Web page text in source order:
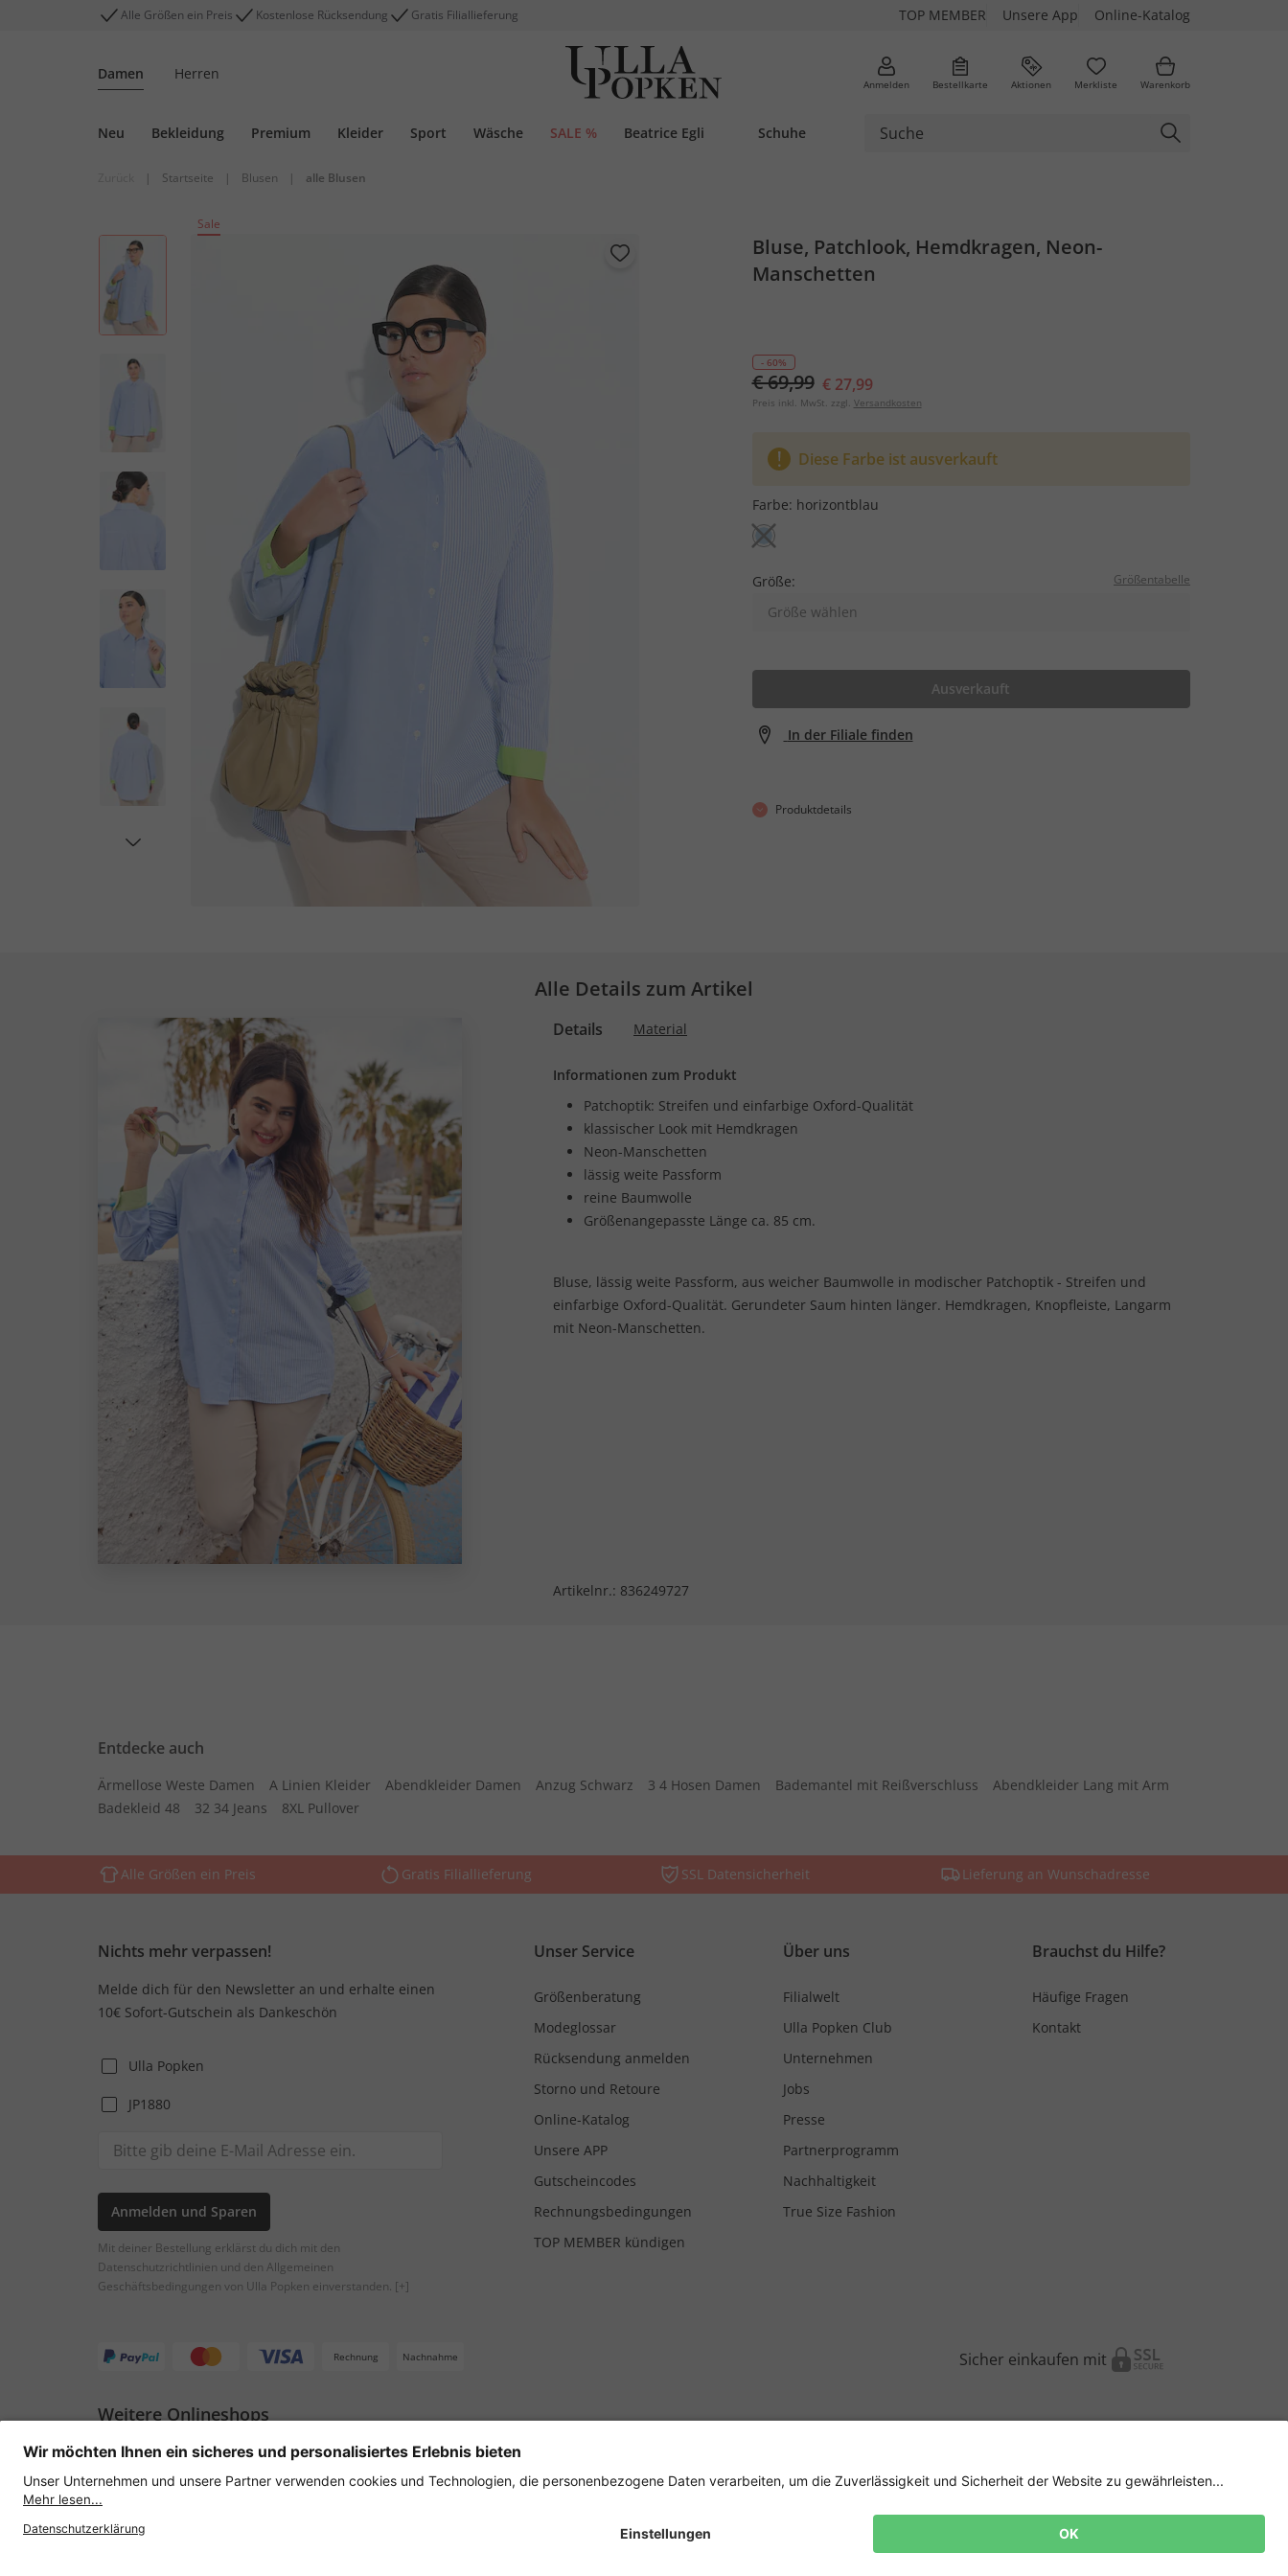
Alle Größen ein Preis Kostenlose Rücksendung Gratis Filiallieferung TOP MEMBER Unsere App Online-Katalog
Damen Herren
Anmelden Bestellkarte Aktionen Merkliste Warenkorb
Neu Bekleidung Premium Kleider Sport Wäsche SALE % Beatrice Egli Schuhe
| Startseite | Blusen | alle Blusen
Sale
Bluse, Patchlook, Hemdkragen, Neon-
Manschetten
- 60%
€ 69,99 € 27,99
Preis inkl. MwSt. zzgl. Versandkosten
Diese Farbe ist ausverkauft
Farbe: horizontblau
Größe: Größentabelle
Größe wählen
Ausverkauft
In der Filiale finden
Produktdetails
Alle Details zum Artikel
Details Material
Informationen zum Produkt
Patchoptik: Streifen und einfarbige Oxford-Qualität
klassischer Look mit Hemdkragen
Neon-Manschetten
lässig weite Passform
reine Baumwolle
Größenangepasste Länge ca. 85 cm.
Bluse, lässig weite Passform, aus weicher Baumwolle in modischer Patchoptik - Streifen und
einfarbige Oxford-Qualität. Gerundeter Saum hinten länger. Hemdkragen, Knopfleiste, Langarm
mit Neon-Manschetten.
Artikelnr.: 836249727
Entdecke auch
Ärmellose Weste Damen A Linien Kleider Abendkleider Damen Anzug Schwarz 3 4 Hosen Damen Bademantel mit Reißverschluss
Abendkleider Lang mit Arm
Badekleid 48
32 34 Jeans 8XL Pullover
Alle Größen ein Preis Gratis Filiallieferung SSL Datensicherheit Lieferung an Wunschadresse
Nichts mehr verpassen!
Melde dich für den Newsletter an und erhalte einen
10€ Sofort-Gutschein als Dankeschön
Ulla Popken
JP1880
Anmelden und Sparen
Mit deiner Bestellung erklärst du dich mit den
Datenschutzrichtlinien und den Allgemeinen
Geschäftsbedingungen von Ulla Popken einverstanden. [+]
Unser Service
Größenberatung
Modeglossar
Rücksendung anmelden
Storno und Retoure
Online-Katalog
Unsere APP
Gutscheincodes
Rechnungsbedingungen
TOP MEMBER kündigen
Über uns
Filialwelt
Ulla Popken Club
Unternehmen
Jobs
Presse
Partnerprogramm
Nachhaltigkeit
True Size Fashion
Brauchst du Hilfe?
Häufige Fragen
Kontakt
Rechnung Nachnahme Sicher einkaufen mit
Weitere Onlineshops
Österreich